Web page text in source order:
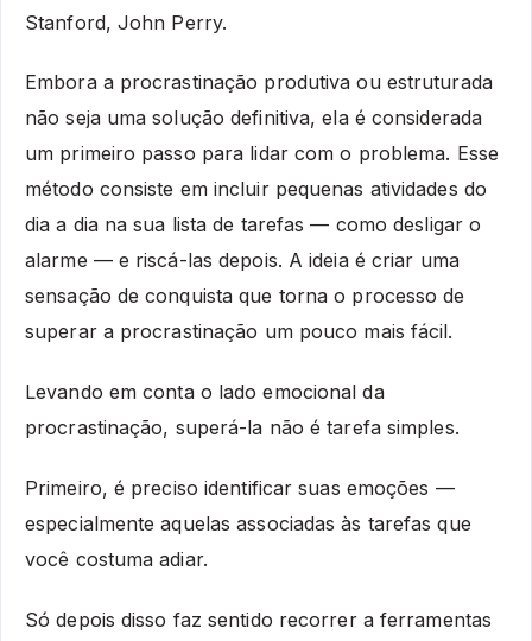
Stanford, John Perry.
Embora a procrastinação produtiva ou estruturada
não seja uma solução definitiva, ela é considerada
um primeiro passo para lidar com o problema. Esse
método consiste em incluir pequenas atividades do
dia a dia na sua lista de tarefas — como desligar o
alarme — e riscá-las depois. A ideia é criar uma
sensação de conquista que torna o processo de
superar a procrastinação um pouco mais fácil.
Levando em conta o lado emocional da
procrastinação, superá-la não é tarefa simples.
Primeiro, é preciso identificar suas emoções —
especialmente aquelas associadas às tarefas que
você costuma adiar.
Só depois disso faz sentido recorrer a ferramentas